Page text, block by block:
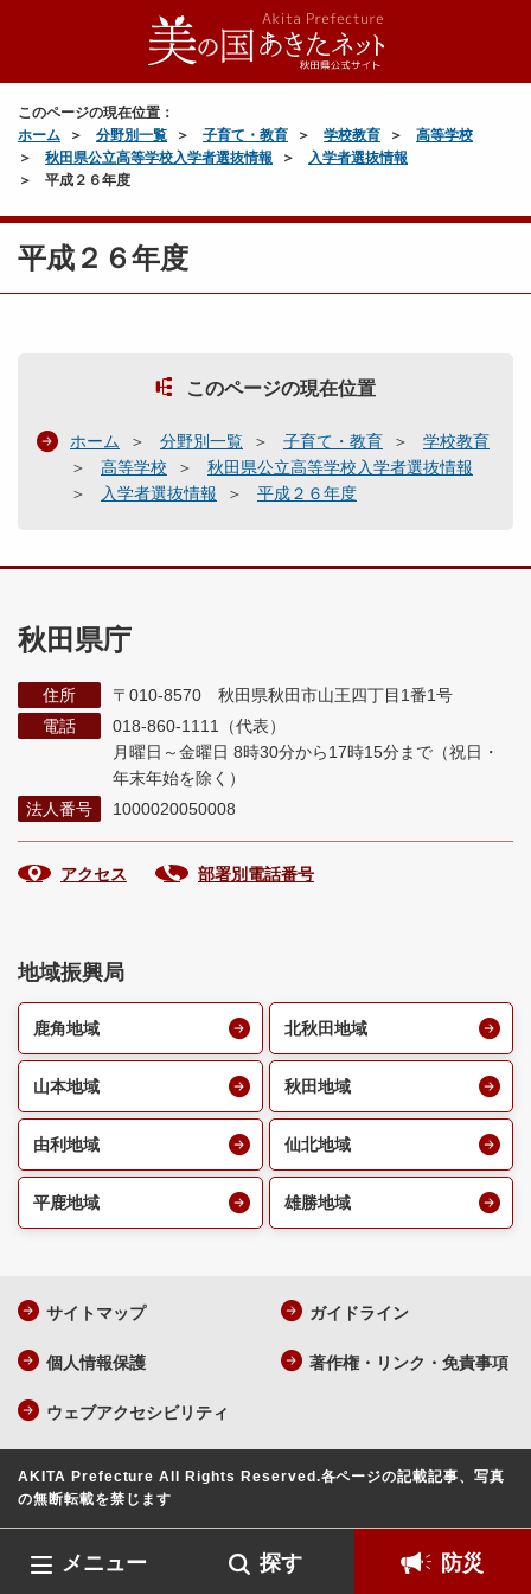
メニュー 探す 防災
このページの現在位置：
ホーム
分野別一覧 子育て・教育 学校教育
高等学校
秋田県公立高等学校入学者選抜情報
入学者選抜情報
平成２６年度
平成２６年度
このページの現在位置
ホーム 分野別一覧 子育て・教育
学校教育
高等学校
秋田県公立高等学校入学者選抜情報
入学者選抜情報
平成２６年度
秋田県庁
住所
〒010-8570 秋田県秋田市山王四丁目1番1号
電話
018-860-1111（代表）
月曜日～金曜日 8時30分から17時15分まで （祝日・
年末年始を除く）
法人番号
1000020050008
アクセス 部署別電話番号
地域振興局
鹿角地域 北秋田地域
山本地域 秋田地域
由利地域 仙北地域
平鹿地域 雄勝地域
サイトマップ ガイドライン
個人情報保護 著作権・リンク・免責事項
ウェブアクセシビリティ
AKITA Prefecture All Rights Reserved.各ページの記載記事、写真
の無断転載を禁じます